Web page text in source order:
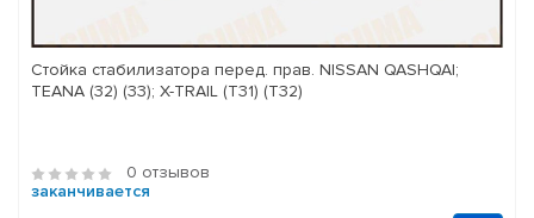
Стойка стабилизатора перед. прав. NISSAN QASHQAI;
TEANA (32) (33); X-TRAIL (T31) (T32)
0 отзывов
заканчивается